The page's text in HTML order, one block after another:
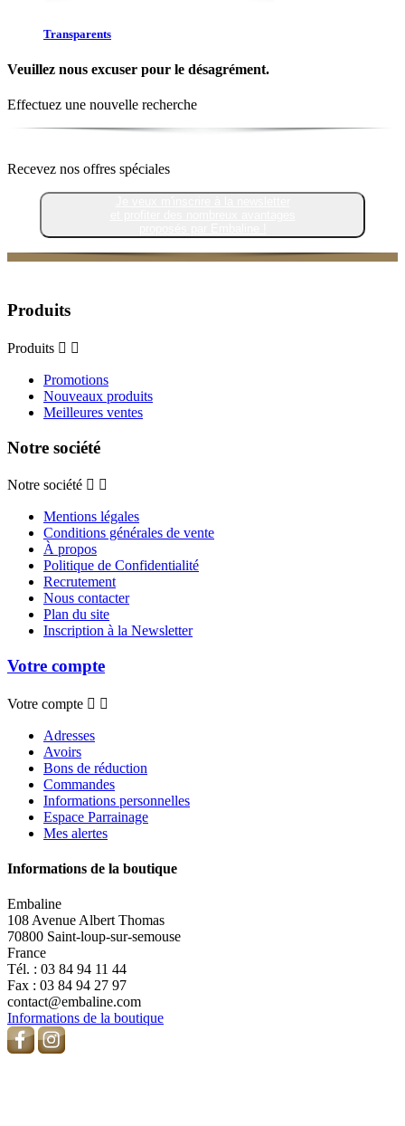
Transparents
Veuillez nous excuser pour le désagrément.
Effectuez une nouvelle recherche
Recevez nos offres spéciales
Produits
Produits  
Promotions
Nouveaux produits
Meilleures ventes
Notre société
Notre société  
Mentions légales
Conditions générales de vente
À propos
Politique de Confidentialité
Recrutement
Nous contacter
Plan du site
Inscription à la Newsletter
Votre compte
Votre compte  
Adresses
Avoirs
Bons de réduction
Commandes
Informations personnelles
Espace Parrainage
Mes alertes
Informations de la boutique
Embaline
108 Avenue Albert Thomas
70800 Saint-loup-sur-semouse
France
Tél. : 03 84 94 11 44
Fax : 03 84 94 27 97
contact@embaline.com
Informations de la boutique